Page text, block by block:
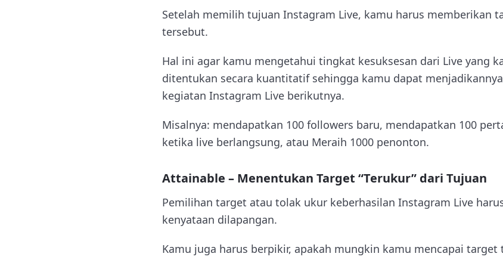
Setelah memilih tujuan Instagram Live, kamu harus memberikan
tersebut.
Hal ini agar kamu mengetahui tingkat kesuksesan dari Live yang
ditentukan secara kuantitatif sehingga kamu dapat menjadikannya
kegiatan Instagram Live berikutnya.
Misalnya: mendapatkan 100 followers baru, mendapatkan 100
ketika live berlangsung, atau Meraih 1000 penonton.
Attainable – Menentukan Target “Terukur” dari Tujuan
Pemilihan target atau tolak ukur keberhasilan Instagram Live
kenyataan dilapangan.
Kamu juga harus berpikir, apakah mungkin kamu mencapai target